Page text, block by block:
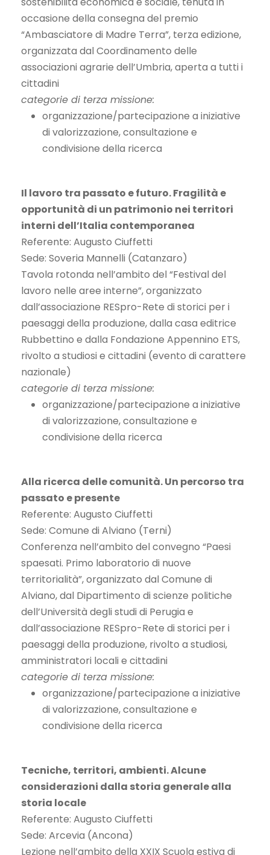
occasione della consegna del premio
“Ambasciatore di Madre Terra”, terza edizione,
organizzata dal Coordinamento delle
associazioni agrarie dell’Umbria, aperta a tutti i
cittadini
categorie di terza missione:
organizzazione/partecipazione a iniziative
di valorizzazione, consultazione e
condivisione della ricerca
Il lavoro tra passato e futuro. Fragilità e
opportunità di un patrimonio nei territori
interni dell’Italia contemporanea
Referente: Augusto Ciuffetti
Sede: Soveria Mannelli (Catanzaro)
Tavola rotonda nell’ambito del “Festival del
lavoro nelle aree interne”, organizzato
dall’associazione RESpro-Rete di storici per i
paesaggi della produzione, dalla casa editrice
Rubbettino e dalla Fondazione Appennino ETS,
rivolto a studiosi e cittadini (evento di carattere
nazionale)
categorie di terza missione:
organizzazione/partecipazione a iniziative
di valorizzazione, consultazione e
condivisione della ricerca
Alla ricerca delle comunità. Un percorso tra
passato e presente
Referente: Augusto Ciuffetti
Sede: Comune di Alviano (Terni)
Conferenza nell’ambito del convegno “Paesi
spaesati. Primo laboratorio di nuove
territorialità”, organizzato dal Comune di
Alviano, dal Dipartimento di scienze politiche
dell’Università degli studi di Perugia e
dall’associazione RESpro-Rete di storici per i
paesaggi della produzione, rivolto a studiosi,
amministratori locali e cittadini
categorie di terza missione:
organizzazione/partecipazione a iniziative
di valorizzazione, consultazione e
condivisione della ricerca
Tecniche, territori, ambienti. Alcune
considerazioni dalla storia generale alla
storia locale
Referente: Augusto Ciuffetti
Sede: Arcevia (Ancona)
Lezione nell’ambito della XXIX Scuola estiva di